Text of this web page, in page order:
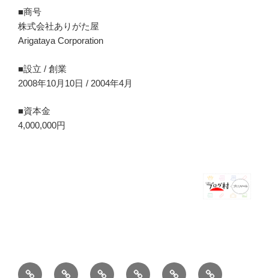
■商号
株式会社ありがた屋
Arigataya Corporation
■設立 / 創業
2008年10月10日 / 2004年4月
■資本金
4,000,000円
ホ ブ 薪 シ お バ